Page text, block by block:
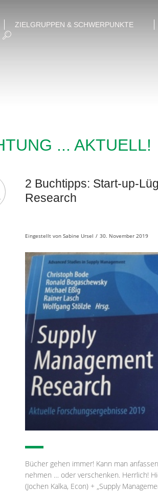
ZIELGRUPPEN & SCHWERPUNKTE
... AKTUELL!
2 Buchtipps: Start-up-
Research
Eingestellt von Sabine Ursel / 30. November 2019
Bücher gehen immer! Kann man
nehmen … oder verschenken. Herrlich!
(Jochen Kalka, Econ) + „Supply